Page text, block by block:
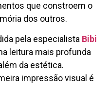
que constroem o
dos outros.
pela especialista Bibi
leitura mais profunda
da estética.
impressão visual é